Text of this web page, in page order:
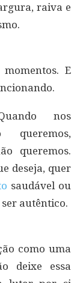
raiva e
E
nos
queremos.
deseja, quer
saudável ou
autêntico.
como uma
deixe essa